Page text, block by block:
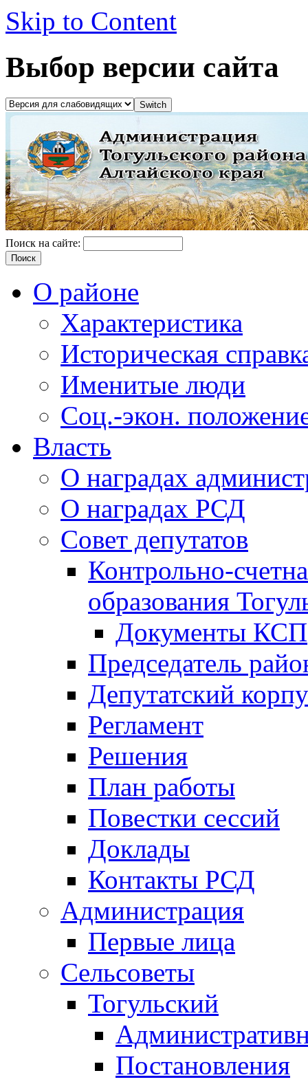
Skip to Content
Выбор версии сайта
Поиск на сайте:
О районе
Характеристика
Историческая
Именитые люди
Соц.-экон.
Власть
О наградах
О наградах РСД
Совет депутатов
Контрольно-
образования
Документы КСП
Председатель
Депутатский
Регламент
Решения
План работы
Повестки сессий
Доклады
Контакты РСД
Администрация
Первые лица
Сельсоветы
Тогульский
Постановления